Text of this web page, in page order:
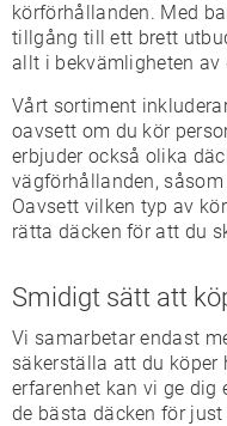
körförhållanden. Med
tillgång till ett brett
allt i bekvämligheten av
Vårt sortiment
oavsett om du kör
erbjuder också olika
vägförhållanden,
Oavsett vilken typ av
rätta däcken för att du
Smidigt sätt att
Vi samarbetar endast
säkerställa att du
erfarenhet kan vi ge
de bästa däcken för